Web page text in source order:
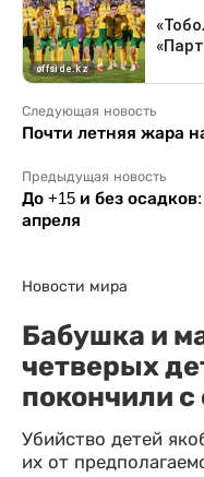
Следующая новость
Почти летняя жара
Предыдущая новость
До +15 и без
апреля
Новости мира
Бабушка и
четверых
покончили с
Убийство детей
их от